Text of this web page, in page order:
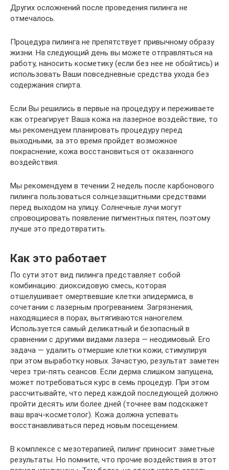
Других осложнений после проведения пилинга не
отмечалось.
Процедура пилинга не препятствует привычному образу
жизни. На следующий день вы можете отправляться на
работу, наносить косметику (если без нее не обойтись) и
использовать Ваши повседневные средства ухода без
содержания спирта.
Если Вы решились в первые на процедуру и переживаете
как отреагирует Ваша кожа на лазерное воздействие, то
мы рекомендуем планировать процедуру перед
выходными, за это время пройдет возможное
покраснение, кожа восстановиться от оказанного
воздействия.
Мы рекомендуем в течении 2 недель после карбонового
пилинга пользоваться солнцезащитными средствами
перед выходом на улицу. Солнечные лучи могут
спровоцировать появление пигментных пятен, поэтому
лучше это предотвратить.
Как это работает
По сути этот вид пилинга представляет собой
комбинацию: диоксидовую смесь, которая
отшелушивает омертвевшие клетки эпидермиса, в
сочетании с лазерным прогреванием. Загрязнения,
находящиеся в порах, вытягиваются наногелем.
Используется самый деликатный и безопасный в
сравнении с другими видами лазера — неодимовый. Его
задача — удалить отмершие клетки кожи, стимулируя
при этом выработку новых. Зачастую, результат заметен
через три-пять сеансов. Если дерма слишком запущена,
может потребоваться курс в семь процедур. При этом
рассчитывайте, что перед каждой последующей должно
пройти десять или более дней (точнее вам подскажет
ваш врач-косметолог). Кожа должна успевать
восстанавливаться перед новым посещением.
В комплексе с мезотерапией, пилинг приносит заметные
результаты. Но помните, что прочие воздействия в этот